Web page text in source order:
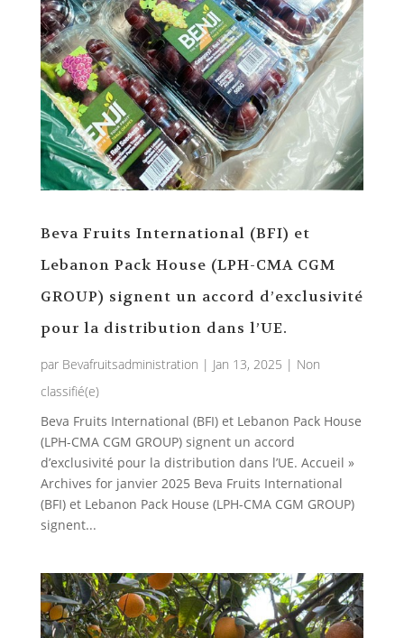
Beva Fruits International (BFI) et
Lebanon Pack House (LPH-CMA CGM
GROUP) signent un accord d’exclusivité
pour la distribution dans l’UE.
par Bevafruitsadministration | Jan 13, 2025 | Non
classifié(e)
Beva Fruits International (BFI) et Lebanon Pack House
(LPH-CMA CGM GROUP) signent un accord
d’exclusivité pour la distribution dans l’UE. Accueil »
Archives for janvier 2025 Beva Fruits International
(BFI) et Lebanon Pack House (LPH-CMA CGM GROUP)
signent...